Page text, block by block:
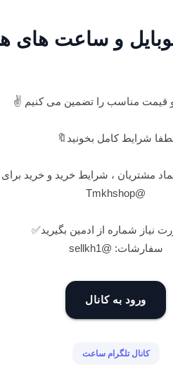
موبایل و ساعت های
قیمت مناسب را تضمین می کنیم ✌
شرایط کامل بخونید🔖
مشتریان ، شرایط خرید و خرید برای
@Tmkhshop
نیاز شماره از ادمین بگیرید✅
سفارشات: @sellkh1
ورود به کانال
کانال تلگرام ساعت